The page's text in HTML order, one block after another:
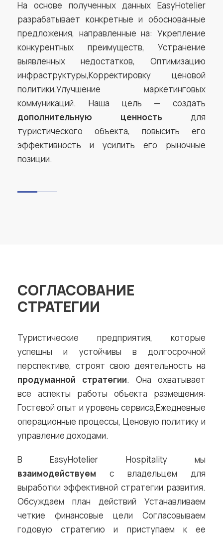
На основе полученных данных EasyHotelier
разрабатывает конкретные и обоснованные
предложения, направленные на: Укрепление
конкурентных преимуществ, Устранение
выявленных недостатков, Оптимизацию
инфраструктуры,Корректировку ценовой
политики,Улучшение маркетинговых
коммуникаций. Наша цель — создать
дополнительную ценность для
туристического объекта, повысить его
эффективность и усилить его рыночные
позиции.
СОГЛАСОВАНИЕ
СТРАТЕГИИ
Туристические предприятия, которые
успешны и устойчивы в долгосрочной
перспективе, строят свою деятельность на
продуманной стратегии. Она охватывает
все аспекты работы объекта размещения:
Гостевой опыт и уровень сервиса,Ежедневные
операционные процессы, Ценовую политику и
управление доходами.
В EasyHotelier Hospitality мы
взаимодействуем с владельцем для
выработки эффективной стратегии развития.
Обсуждаем план действий Устанавливаем
четкие финансовые цели Согласовываем
годовую стратегию и приступаем к ее